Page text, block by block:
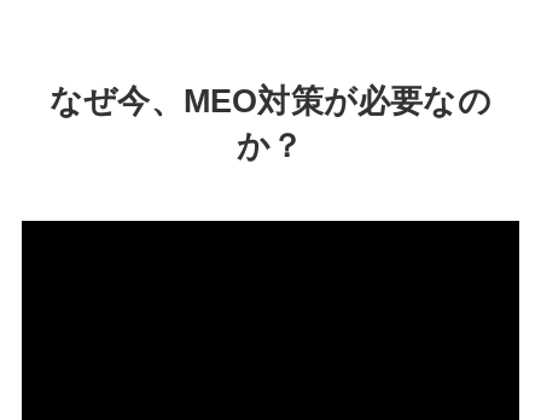
なぜ今、MEO対策が必要なの
か？